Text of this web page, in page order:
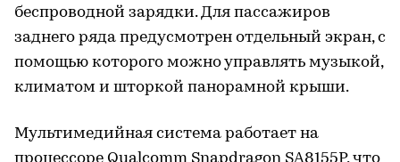
беспроводной зарядки. Для пассажиров
заднего ряда предусмотрен отдельный экран, с
помощью которого можно управлять музыкой,
климатом и шторкой панорамной крыши.
Мультимедийная система работает на
процессоре Qualcomm Snapdragon SA8155P, что